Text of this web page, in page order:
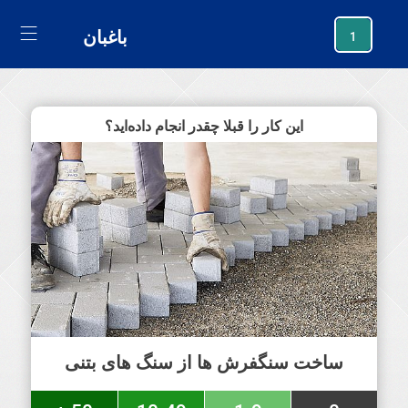
باغبان 1
این کار را قبلا چقدر انجام داده‌اید؟
ساخت سنگفرش ها از سنگ های بتنی